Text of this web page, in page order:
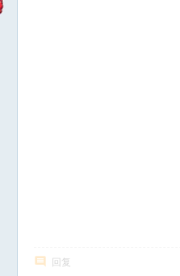
回复